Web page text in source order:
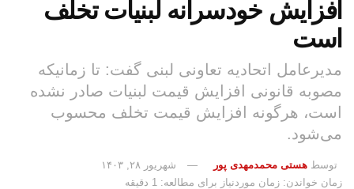
افزایش خودسرانه لبنیات تخلف
است
مدیرعامل اتحادیه تعاونی لبنی گفت: تا زمانیکه
مصوبه قانونی افزایش قیمت لبنیات صادر نشده
است، هرگونه افزایش قیمت تخلف محسوب
می‌شود.
توسط هستی محمدمهدی پور
شهریور ۲۸, ۱۴۰۳
زمان خواندن: زمان موردنیاز برای مطالعه: 1 دقیقه